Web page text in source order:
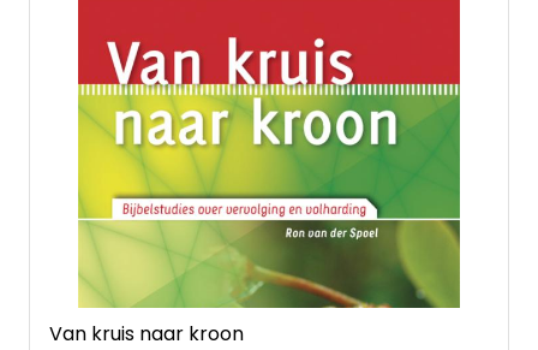
gemeenten leren kerk in de wereld te zijn.
Van kruis naar kroon